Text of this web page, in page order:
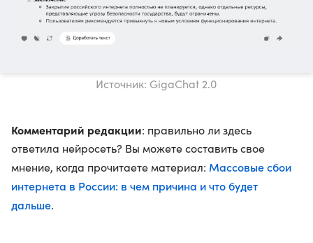
Источник: GigaChat 2.0
Комментарий редакции: правильно ли здесь
ответила нейросеть? Вы можете составить свое
мнение, когда прочитаете материал: Массовые сбои
интернета в России: в чем причина и что будет
дальше.